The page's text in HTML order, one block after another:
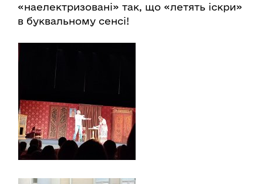
«наелектризовані» так, що «летять іскри»
в буквальному сенсі!